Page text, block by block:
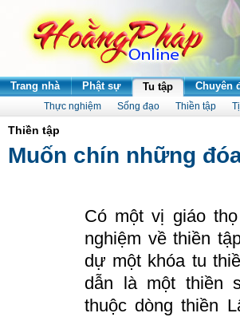
Trang nhà Phật sự Tu tập Chuyên
Thực nghiệm Sống đạo Thiền tập
Thiền tập
Muốn chín những
Có một vị giáo
nghiệm về thiền
dự một khóa tu
dẫn là một thiền
thuộc dòng thiền